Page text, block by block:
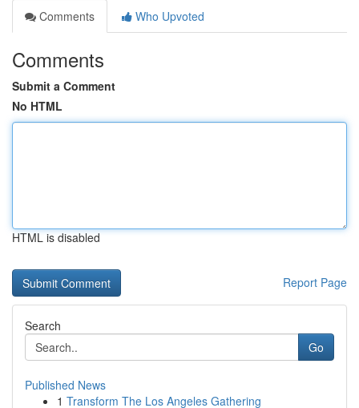
Comments
Who Upvoted
Comments
Submit a Comment
No HTML
HTML is disabled
Report Page
Search
Go
Published News
1 Transform The Los Angeles Gathering